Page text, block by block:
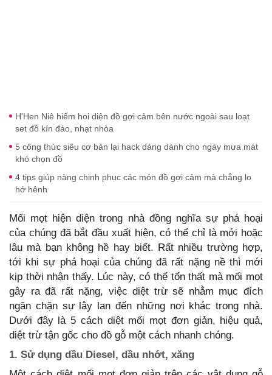
H'Hen Niê hiếm hoi diện đồ gợi cảm bên nước ngoài sau loạt
set đồ kín đáo, nhạt nhòa
5 công thức siêu cơ bản lại hack dáng dành cho ngày mưa mát
khó chọn đồ
4 tips giúp nàng chinh phục các món đồ gợi cảm mà chẳng lo
hớ hênh
Mối mọt hiện diện trong nhà đồng nghĩa sự phá hoại
của chúng đã bắt đầu xuất hiện, có thể chỉ là mới hoặc
lâu mà bạn không hề hay biết. Rất nhiều trường hợp,
tới khi sự phá hoại của chúng đã rất nặng nề thì mới
kịp thời nhận thấy. Lúc này, có thể tổn thất mà mối mọt
gây ra đã rất nặng, việc diệt trừ sẽ nhằm mục đích
ngăn chặn sự lây lan đến những nơi khác trong nhà.
Dưới đây là 5 cách diệt mối mọt đơn giản, hiệu quả,
diệt trừ tận gốc cho đồ gỗ một cách nhanh chóng.
1. Sử dụng dầu Diesel, dầu nhớt, xăng